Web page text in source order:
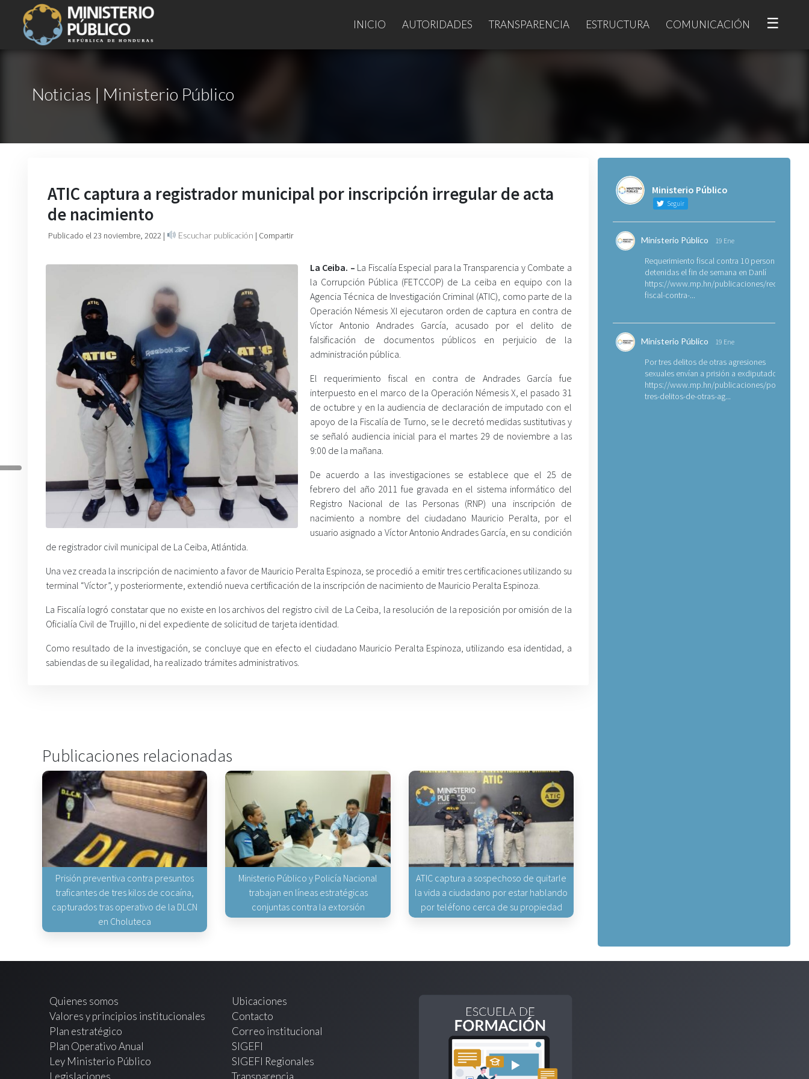
INICIO AUTORIDADES TRANSPARENCIA ESTRUCTURA COMUNICACIÓN ☰
Noticias | Ministerio Público
ATIC captura a registrador municipal por inscripción irregular de acta
de nacimiento
Publicado el 23 noviembre, 2022 | Escuchar publicación | Compartir
La Ceiba. – La Fiscalía Especial para la Transparencia y Combate a
la Corrupción Pública (FETCCOP) de La ceiba en equipo con la
Agencia Técnica de Investigación Criminal (ATIC), como parte de la
Operación Némesis XI ejecutaron orden de captura en contra de
Víctor Antonio Andrades García, acusado por el delito de
falsificación de documentos públicos en perjuicio de la
administración pública.
El requerimiento fiscal en contra de Andrades García fue
interpuesto en el marco de la Operación Némesis X, el pasado 31
de octubre y en la audiencia de declaración de imputado con el
apoyo de la Fiscalía de Turno, se le decretó medidas sustitutivas y
se señaló audiencia inicial para el martes 29 de noviembre a las
9:00 de la mañana.
De acuerdo a las investigaciones se establece que el 25 de
febrero del año 2011 fue gravada en el sistema informático del
Registro Nacional de las Personas (RNP) una inscripción de
nacimiento a nombre del ciudadano Mauricio Peralta, por el
usuario asignado a Víctor Antonio Andrades García, en su condición
de registrador civil municipal de La Ceiba, Atlántida.
Una vez creada la inscripción de nacimiento a favor de Mauricio Peralta Espinoza, se procedió a emitir tres certificaciones utilizando su
terminal “Víctor”, y posteriormente, extendió nueva certificación de la inscripción de nacimiento de Mauricio Peralta Espinoza.
La Fiscalía logró constatar que no existe en los archivos del registro civil de La Ceiba, la resolución de la reposición por omisión de la
Oficialía Civil de Trujillo, ni del expediente de solicitud de tarjeta identidad.
Como resultado de la investigación, se concluye que en efecto el ciudadano Mauricio Peralta Espinoza, utilizando esa identidad, a
sabiendas de su ilegalidad, ha realizado trámites administrativos.
Publicaciones relacionadas
Prisión preventiva contra presuntos
traficantes de tres kilos de cocaína,
capturados tras operativo de la DLCN
en Choluteca
Ministerio Público y Policía Nacional
trabajan en líneas estratégicas
conjuntas contra la extorsión
ATIC captura a sospechoso de quitarle
la vida a ciudadano por estar hablando
por teléfono cerca de su propiedad
Ministerio Público
Seguir
Ministerio Público 19 Ene
Requerimiento fiscal contra 10 personas
detenidas el fin de semana en Danlí
https://www.mp.hn/publicaciones/
fiscal-contra-...
Ministerio Público 19 Ene
Por tres delitos de otras agresiones
sexuales envían a prisión a exdiputado
https://www.mp.hn/publicaciones/por-
tres-delitos-de-otras-ag...
Quienes somos
Valores y principios institucionales
Plan estratégico
Plan Operativo Anual
Ley Ministerio Público
Legislaciones
Ubicaciones
Contacto
Correo institucional
SIGEFI
SIGEFI Regionales
Transparencia